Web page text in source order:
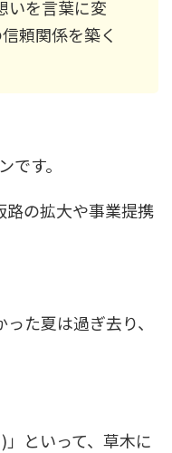
を言葉に変
頼関係を築く
す。
路の拡大や事業提携
た夏は過ぎ去り、
といって、草木に